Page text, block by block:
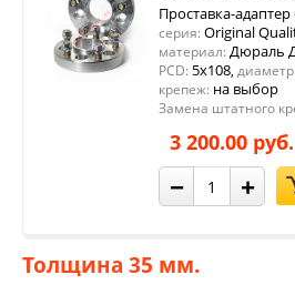
Проставка-
серия: Original
материал: Дюраль
PCD: 5x108,
крепеж: на выбор
Замена штатного
3 200.00 руб.
− +
Толщина 35 мм.